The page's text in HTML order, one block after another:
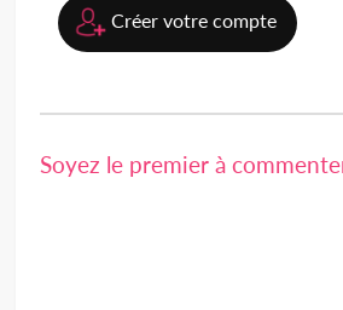
Créer votre compte
Soyez le premier à